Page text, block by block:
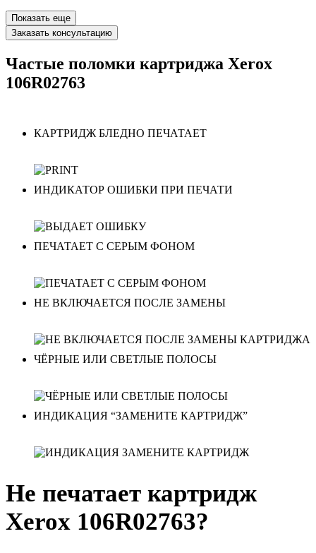
Показать еще
Заказать консультацию
Частые поломки картриджа Xerox
106R02763
КАРТРИДЖ БЛЕДНО ПЕЧАТАЕТ
ИНДИКАТОР ОШИБКИ ПРИ ПЕЧАТИ
ПЕЧАТАЕТ С СЕРЫМ ФОНОМ
НЕ ВКЛЮЧАЕТСЯ ПОСЛЕ ЗАМЕНЫ
ЧЁРНЫЕ ИЛИ СВЕТЛЫЕ ПОЛОСЫ
ИНДИКАЦИЯ “ЗАМЕНИТЕ КАРТРИДЖ”
Не печатает картридж
Xerox 106R02763?